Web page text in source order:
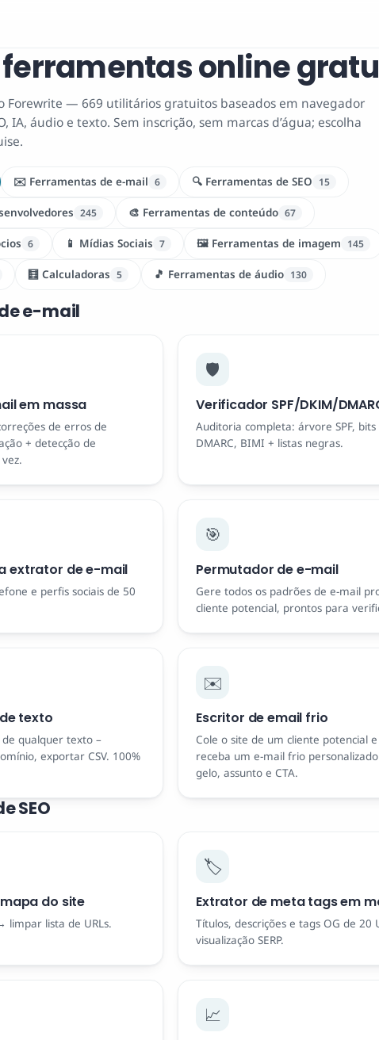
ferramentas online
Forewrite — 669 utilitários gratuitos baseados em navegador
IA, áudio e texto. Sem inscrição, sem marcas d’água; escolha
✉️ Ferramentas de e-mail 6 🔍 Ferramentas de SEO 15
245 🎨 Ferramentas de conteúdo 67
6 📱 Mídias Sociais 7 🖼️ Ferramentas de imagem 145
🧮 Calculadoras 5 🎵 Ferramentas de áudio 130
e-mail
em massa
de erros de
+ detecção de
🛡️
Verificador SPF/DKIM/
Auditoria completa: árvore SPF, bits
DMARC, BIMI + listas negras.
extrator de e-mail
e perfis sociais de 50
🎯
Permutador de e-mail
Gere todos os padrões de e-mail
cliente potencial, prontos para
texto
qualquer texto –
exportar CSV. 100%
✉️
Escritor de email frio
Cole o site de um cliente potencial
receba um e-mail frio
gelo, assunto e CTA.
SEO
do site
lista de URLs.
🏷️
Extrator de meta tags em
Títulos, descrições e tags OG de 20
visualização SERP.
📈